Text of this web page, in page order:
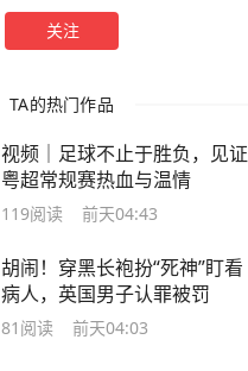
关注
TA的热门作品
视频｜足球不止于胜负，见证
粤超常规赛热血与温情
119阅读 前天04:43
胡闹！穿黑长袍扮“死神”盯看
病人，英国男子认罪被罚
81 阅读 前天04:03